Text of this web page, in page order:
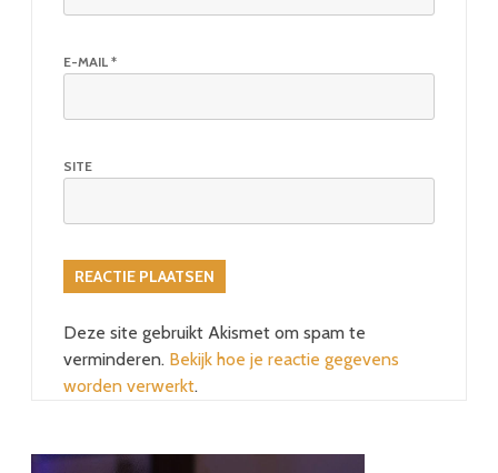
E-MAIL *
SITE
Deze site gebruikt Akismet om spam te
verminderen. Bekijk hoe je reactie gegevens
worden verwerkt.